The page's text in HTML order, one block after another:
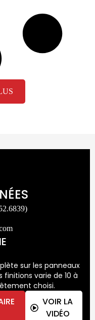
sur les panneaux
finitions varie de 10 à
choisi.
VOIR LA
VIDÉO